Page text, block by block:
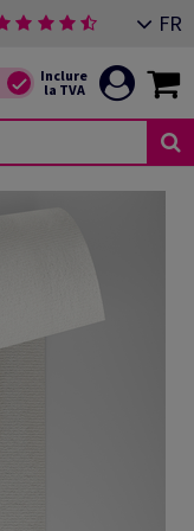
FR